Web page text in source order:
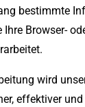
bestimmte
Browser-
wird
effektiver